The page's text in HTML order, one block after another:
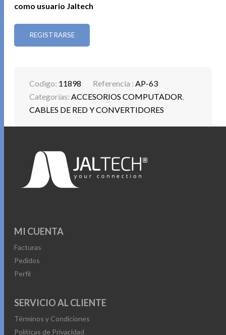
como usuario Jaltech
REGISTRARSE
Codigo: 11898 Referencia :AP-63
Categorías:ACCESORIOS COMPUTADOR,
CABLES DE RED Y CONVERTIDORES
MI CUENTA
Facturas
Pedidos
Perfil
SERVICIO AL CLIENTE
Términos y Condiciones
Políticas de Privacidad